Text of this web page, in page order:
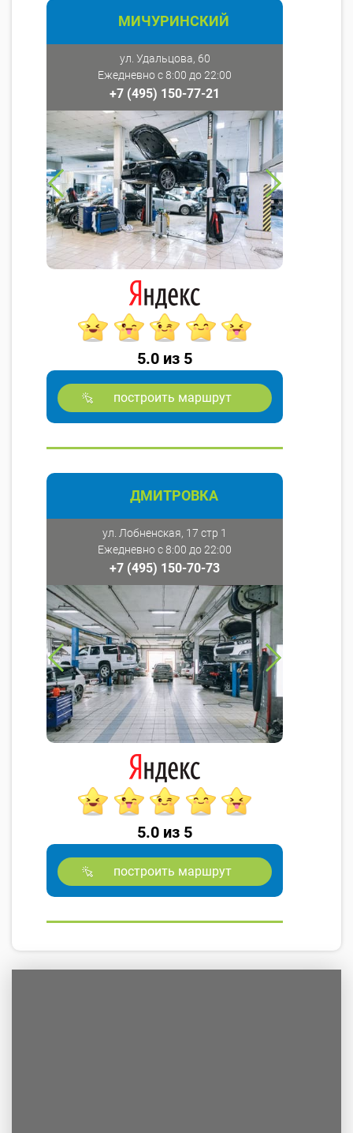
МИЧУРИНСКИЙ
ул. Удальцова, 60
Ежедневно с 8:00 до 22:00
+7 (495) 150-77-21
5.0 из 5
построить маршрут
ДМИТРОВКА
ул. Лобненская, 17 стр 1
Ежедневно с 8:00 до 22:00
+7 (495) 150-70-73
5.0 из 5
построить маршрут